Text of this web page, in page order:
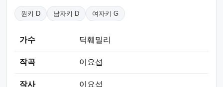
원키 D 남자키 D 여자키 G
가수 딕훼밀리
작곡 이요섭
작사 이요섭